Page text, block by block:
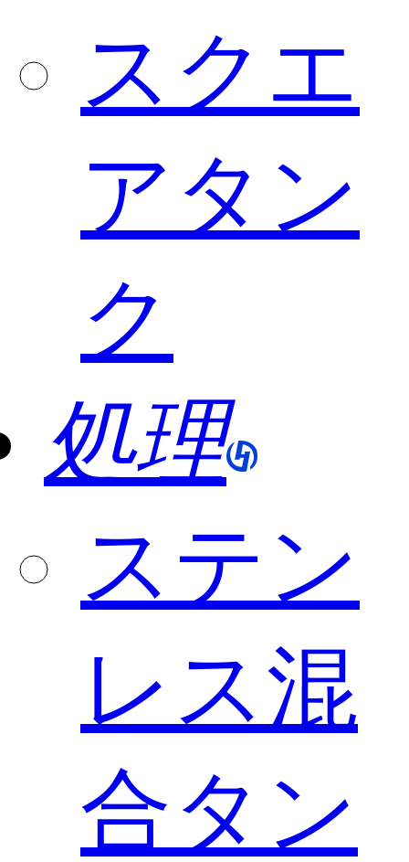
スクエ
アタン
ク
処理
ステン
レス混
合タン